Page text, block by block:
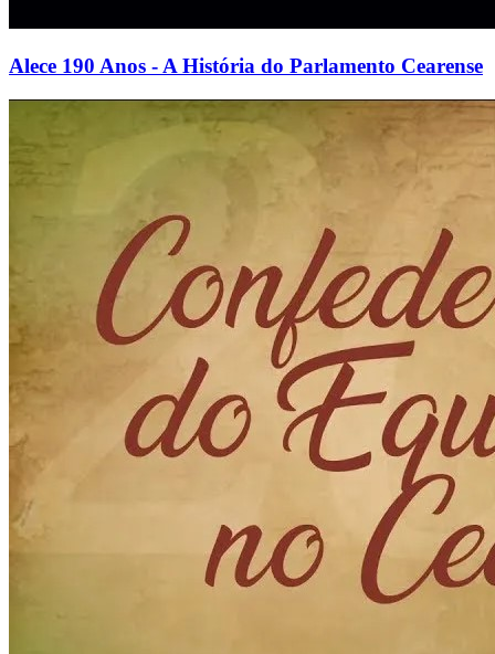
Alece 190 Anos - A História do Parlamento Cearense